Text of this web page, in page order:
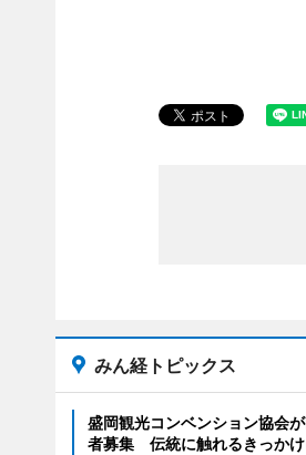
みん経トピックス
盛岡観光コンベンション協会
者募集 伝統に触れるきっか